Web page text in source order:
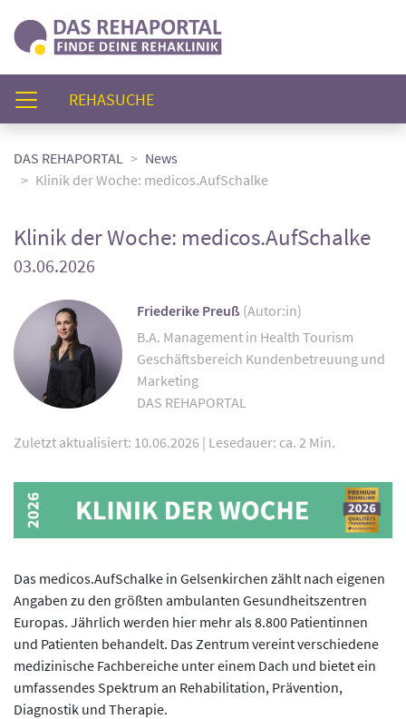
REHASUCHE(AKTUELL)
DAS REHAPORTAL
News
Klinik der Woche: medicos.AufSchalke
Klinik der Woche: medicos.AufSchalke
03.06.2026
Friederike Preuß (Autor:in)
B.A. Management in Health Tourism
Geschäftsbereich Kundenbetreuung und
Marketing
DAS REHAPORTAL
Zuletzt aktualisiert: 10.06.2026 | Lesedauer: ca. 2 Min.
Das medicos.AufSchalke in Gelsenkirchen zählt nach eigenen
Angaben zu den größten ambulanten Gesundheitszentren
Europas. Jährlich werden hier mehr als 8.800 Patientinnen
und Patienten behandelt. Das Zentrum vereint verschiedene
medizinische Fachbereiche unter einem Dach und bietet ein
umfassendes Spektrum an Rehabilitation, Prävention,
Diagnostik und Therapie.